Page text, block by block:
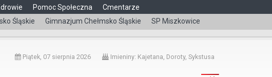
Śląskie Gimnazjum Chełmsko Śląskie SP Miszkowice
Pomoc Społeczna Cmentarze
čeština
Piątek, 07 sierpnia 2026 Imieniny: Kajetana, Doroty, Sykstusa